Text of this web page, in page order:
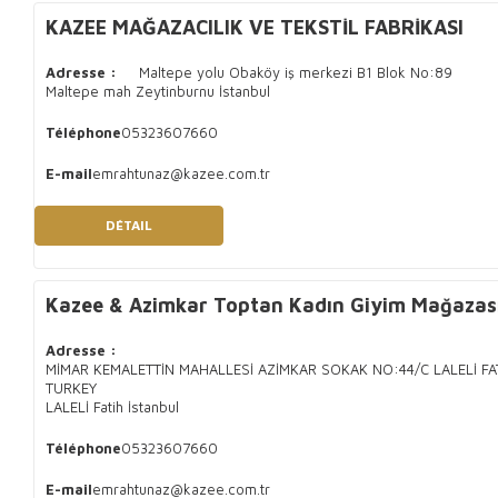
KAZEE MAĞAZACILIK VE TEKSTİL FABRİKASI
Adresse :
Maltepe yolu Obaköy iş merkezi B1 Blok No:89
Maltepe mah Zeytinburnu İstanbul
Téléphone05323607660
E-mailemrahtunaz@kazee.com.tr
DÉTAIL
Kazee & Azimkar Toptan Kadın Giyim
Adresse :
MİMAR KEMALETTİN MAHALLESİ AZİMKAR SOKAK NO:44/C LALELİ
TURKEY
LALELİ Fatih İstanbul
Téléphone05323607660
E-mailemrahtunaz@kazee.com.tr